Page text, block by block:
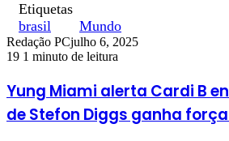
Etiquetas
brasil
Mundo
Redação PCjulho 6, 2025
19 1 minuto de leitura
Yung Miami alerta Cardi B
de Stefon Diggs ganha